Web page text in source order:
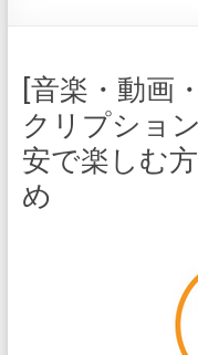
サイ
ト
[音楽・動画
クリプショ
安で楽しむ
め